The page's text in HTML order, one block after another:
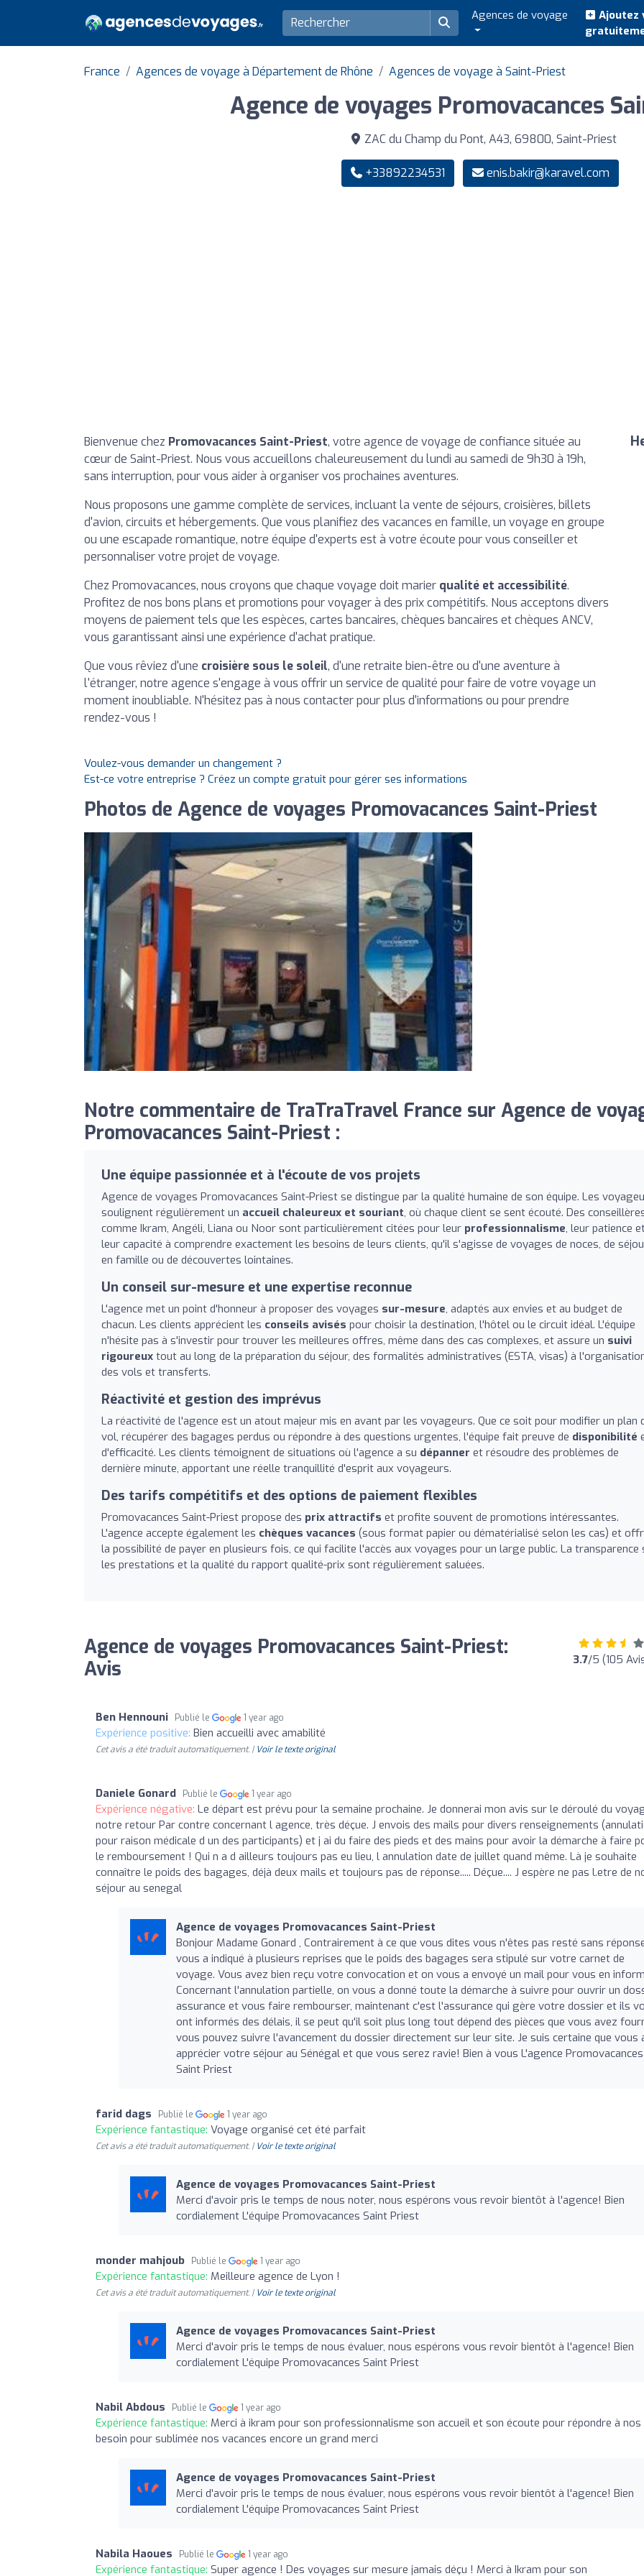
Agences de voyage
Ajoutez
France Agences de voyage à Département de Rhône Agences de voyage à Saint-Priest
Agence de voyages Promovacances
ZAC du Champ du Pont, A43, 69800, Saint-Priest
+33892234531 enis.bakir@karavel.com
Bienvenue chez Promovacances Saint-Priest, votre agence de voyage de confiance située au
cœur de Saint-Priest. Nous vous accueillons chaleureusement du lundi au samedi de 9h30 à 19h,
sans interruption, pour vous aider à organiser vos prochaines aventures.
Nous proposons une gamme complète de services, incluant la vente de séjours, croisières, billets
d'avion, circuits et hébergements. Que vous planifiez des vacances en famille, un voyage en groupe
ou une escapade romantique, notre équipe d'experts est à votre écoute pour vous conseiller et
personnaliser votre projet de voyage.
Chez Promovacances, nous croyons que chaque voyage doit marier qualité et accessibilité.
Profitez de nos bons plans et promotions pour voyager à des prix compétitifs. Nous acceptons divers
moyens de paiement tels que les espèces, cartes bancaires, chèques bancaires et chèques ANCV,
vous garantissant ainsi une expérience d'achat pratique.
Que vous rêviez d'une croisière sous le soleil, d'une retraite bien-être ou d'une aventure à
l'étranger, notre agence s'engage à vous offrir un service de qualité pour faire de votre voyage un
moment inoubliable. N'hésitez pas à nous contacter pour plus d'informations ou pour prendre
rendez-vous !
Voulez-vous demander un changement ?
Est-ce votre entreprise ? Créez un compte gratuit pour gérer ses informations
Photos de Agence de voyages Promovacances Saint-Priest
Notre commentaire de TraTraTravel France sur Agence de
Promovacances Saint-Priest :
Une équipe passionnée et à l'écoute de vos projets
Agence de voyages Promovacances Saint-Priest se distingue par la qualité humaine de son équipe. Les
soulignent régulièrement un accueil chaleureux et souriant, où chaque client se sent écouté. Des
comme Ikram, Angéli, Liana ou Noor sont particulièrement citées pour leur professionnalisme, leur patience
leur capacité à comprendre exactement les besoins de leurs clients, qu'il s'agisse de voyages de noces, de
en famille ou de découvertes lointaines.
Un conseil sur-mesure et une expertise reconnue
L'agence met un point d'honneur à proposer des voyages sur-mesure, adaptés aux envies et au budget de
chacun. Les clients apprécient les conseils avisés pour choisir la destination, l'hôtel ou le circuit idéal. L'équipe
n'hésite pas à s'investir pour trouver les meilleures offres, même dans des cas complexes, et assure un suivi
rigoureux tout au long de la préparation du séjour, des formalités administratives (ESTA, visas) à
des vols et transferts.
Réactivité et gestion des imprévus
La réactivité de l'agence est un atout majeur mis en avant par les voyageurs. Que ce soit pour modifier un plan
vol, récupérer des bagages perdus ou répondre à des questions urgentes, l'équipe fait preuve de disponibilité
d'efficacité. Les clients témoignent de situations où l'agence a su dépanner et résoudre des problèmes de
dernière minute, apportant une réelle tranquillité d'esprit aux voyageurs.
Des tarifs compétitifs et des options de paiement flexibles
Promovacances Saint-Priest propose des prix attractifs et profite souvent de promotions intéressantes.
L'agence accepte également les chèques vacances (sous format papier ou dématérialisé selon les cas) et
la possibilité de payer en plusieurs fois, ce qui facilite l'accès aux voyages pour un large public. La transparence
les prestations et la qualité du rapport qualité-prix sont régulièrement saluées.
Agence de voyages Promovacances Saint-Priest:
Avis
3.7/5 (105
Ben Hennouni Publié le 1 year ago
Expérience positive: Bien accueilli avec amabilité
Cet avis a été traduit automatiquement. | Voir le texte original
Daniele Gonard Publié le 1 year ago
Expérience négative: Le départ est prévu pour la semaine prochaine. Je donnerai mon avis sur le déroulé du
notre retour Par contre concernant l agence, très déçue. J envois des mails pour divers renseignements
pour raison médicale d un des participants) et j ai du faire des pieds et des mains pour avoir la démarche à faire
le remboursement ! Qui n a d ailleurs toujours pas eu lieu, l annulation date de juillet quand même. Là je souhaite
connaître le poids des bagages, déjà deux mails et toujours pas de réponse..... Déçue.... J espère ne pas l.etre de
séjour au senegal
Agence de voyages Promovacances Saint-Priest
Bonjour Madame Gonard , Contrairement à ce que vous dites vous n'êtes pas resté sans
vous a indiqué à plusieurs reprises que le poids des bagages sera stipulé sur votre carnet de
voyage. Vous avez bien reçu votre convocation et on vous a envoyé un mail pour vous en
Concernant l'annulation partielle, on vous a donné toute la démarche à suivre pour ouvrir un
assurance et vous faire rembourser, maintenant c'est l'assurance qui gère votre dossier et ils
ont informés des délais, il se peut qu'il soit plus long tout dépend des pièces que vous avez
vous pouvez suivre l'avancement du dossier directement sur leur site. Je suis certaine que vous
apprécier votre séjour au Sénégal et que vous serez ravie! Bien à vous L'agence Promovacances
Saint Priest
farid dags Publié le 1 year ago
Expérience fantastique: Voyage organisé cet été parfait
Cet avis a été traduit automatiquement. | Voir le texte original
Agence de voyages Promovacances Saint-Priest
Merci d'avoir pris le temps de nous noter, nous espérons vous revoir bientôt à l'agence! Bien
cordialement L'équipe Promovacances Saint Priest
monder mahjoub Publié le 1 year ago
Expérience fantastique: Meilleure agence de Lyon !
Cet avis a été traduit automatiquement. | Voir le texte original
Agence de voyages Promovacances Saint-Priest
Merci d'avoir pris le temps de nous évaluer, nous espérons vous revoir bientôt à l'agence! Bien
cordialement L'équipe Promovacances Saint Priest
Nabil Abdous Publié le 1 year ago
Expérience fantastique: Merci à ikram pour son professionnalisme son accueil et son écoute pour répondre à nos
besoin pour sublimée nos vacances encore un grand merci
Agence de voyages Promovacances Saint-Priest
Merci d'avoir pris le temps de nous évaluer, nous espérons vous revoir bientôt à l'agence! Bien
cordialement L'équipe Promovacances Saint Priest
Nabila Haoues Publié le 1 year ago
Expérience fantastique: Super agence ! Des voyages sur mesure jamais déçu ! Merci à Ikram pour son